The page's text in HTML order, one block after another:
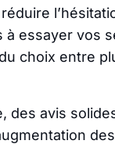
à essayer vos
choix entre
des avis